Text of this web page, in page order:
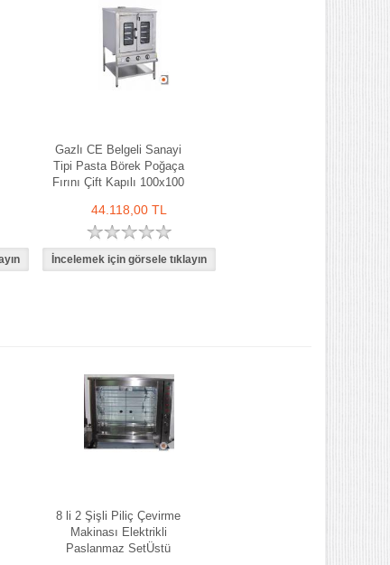
Gazlı CE Belgeli Sanayi
Tipi Pasta Börek Poğaça
Fırını Çift Kapılı 100x100
44.118,00 TL
8 li 2 Şişli Piliç Çevirme
Makinası Elektrikli
Paslanmaz SetÜstü